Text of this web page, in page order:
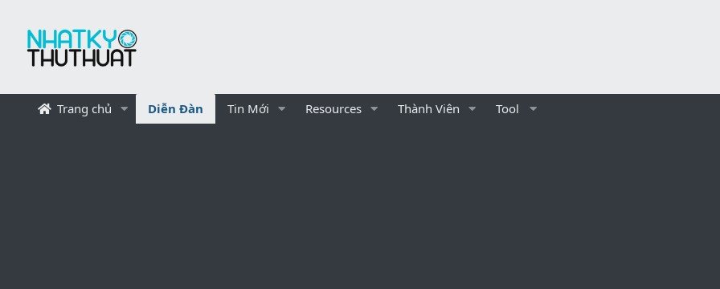
Trang chủ Diễn Đàn Tin Mới Resources Thành Viên Tool